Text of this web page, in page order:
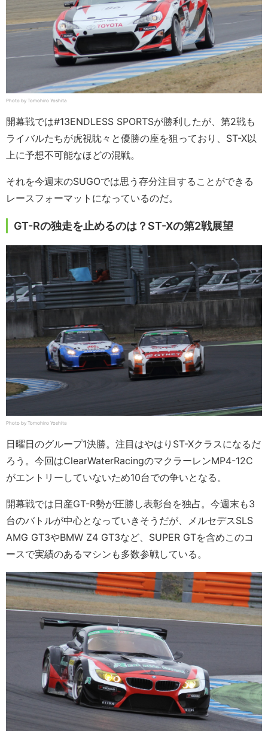
Photo by Tomohiro Yoshita
開幕戦では#13ENDLESS SPORTSが勝利したが、第2戦も
ライバルたちが虎視眈々と優勝の座を狙っており、ST-X以
上に予想不可能なほどの混戦。
それを今週末のSUGOでは思う存分注目することができる
レースフォーマットになっているのだ。
GT-Rの独走を止めるのは？ST-Xの第2戦展望
Photo by Tomohiro Yoshita
日曜日のグループ1決勝。注目はやはりST-Xクラスになるだ
ろう。今回はClearWaterRacingのマクラーレンMP4-12C
がエントリーしていないため10台での争いとなる。
開幕戦では日産GT-R勢が圧勝し表彰台を独占。今週末も3
台のバトルが中心となっていきそうだが、メルセデスSLS
AMG GT3やBMW Z4 GT3など、SUPER GTを含めこのコ
ースで実績のあるマシンも多数参戦している。